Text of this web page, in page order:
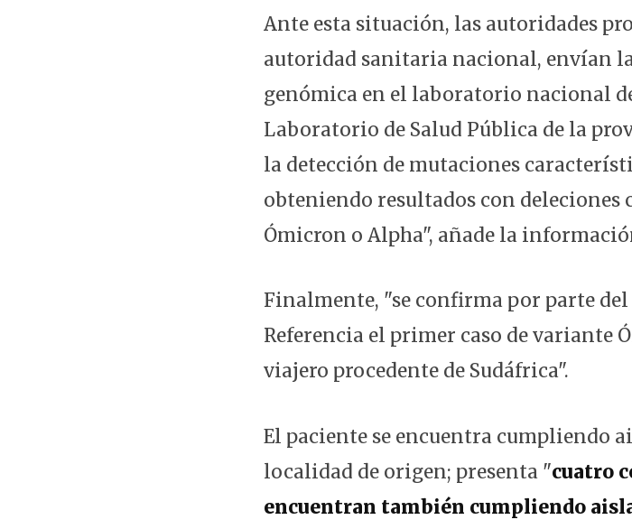
Ante esta situación, las autoridades
autoridad sanitaria nacional, envían
genómica en el laboratorio nacional
Laboratorio de Salud Pública de la
la detección de mutaciones
obteniendo resultados con
Ómicron o Alpha", añade la
Finalmente, "se confirma por parte
Referencia el primer caso de variante
viajero procedente de Sudáfrica".
El paciente se encuentra cumpliendo
localidad de origen; presenta "cuatro
encuentran también cumpliendo